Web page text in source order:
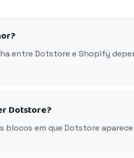
entre Dotstore e Shopify
Dotstore?
blocos em que Dotstore